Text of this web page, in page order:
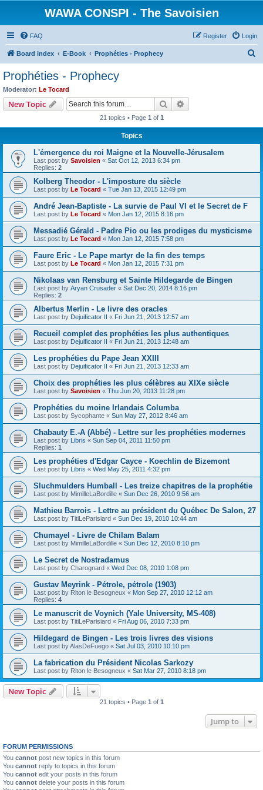
WAWA CONSPI - The Savoisien
FAQ Login
Register
Board index E-Book Prophéties - Prophecy
Prophéties - Prophecy
Moderator: Le Tocard
New Topic Search
21 topics • Page 1 of 1
Topics
L'émergence du roi Maigne et la Nouvelle-Jérusalem
Last post by Savoisien « Sat Oct 12, 2013 6:34 pm
Replies: 2
Kolberg Theodor - L'imposture du siècle
Last post by Le Tocard « Tue Jan 13, 2015 12:49 pm
André Jean-Baptiste - La survie de Paul VI et le Secret de F
Last post by Le Tocard « Mon Jan 12, 2015 8:16 pm
Messadié Gérald - Padre Pio ou les prodiges du mysticisme
Last post by Le Tocard « Mon Jan 12, 2015 7:58 pm
Faure Eric - Le Pape martyr de la fin des temps
Last post by Le Tocard « Mon Jan 12, 2015 7:31 pm
Nikolaas van Rensburg et Sainte Hildegarde de Bingen
Last post by Aryan Crusader « Sat Dec 20, 2014 8:16 pm
Replies: 2
Albertus Merlin - Le livre des oracles
Last post by Dejuificator II « Fri Jun 21, 2013 12:57 am
Recueil complet des prophéties les plus authentiques
Last post by Dejuificator II « Fri Jun 21, 2013 12:48 am
Les prophéties du Pape Jean XXIII
Last post by Dejuificator II « Fri Jun 21, 2013 12:33 am
Choix des prophéties les plus célèbres au XIXe siècle
Last post by Savoisien « Thu Jun 20, 2013 11:28 pm
Prophéties du moine Irlandais Columba
Last post by Sycophante « Sun May 27, 2012 8:46 am
Chabauty E.-A (Abbé) - Lettre sur les prophéties modernes
Last post by Libris « Sun Sep 04, 2011 11:50 pm
Replies: 1
Les prophéties d'Edgar Cayce - Koechlin de Bizemont
Last post by Libris « Wed May 25, 2011 4:32 pm
Sluchmulders Humball - Les treize chapitres de la prophétie
Last post by MimilleLaBordille « Sun Dec 26, 2010 9:56 am
Mathieu Barrois - Lettre au président du Québec De Salon, 27
Last post by TitiLeParisiard « Sun Dec 19, 2010 10:44 am
Chumayel - Livre de Chilam Balam
Last post by MimilleLaBordille « Sun Dec 12, 2010 8:10 pm
Le Secret de Nostradamus
Last post by Charognard « Wed Dec 08, 2010 1:08 pm
Gustav Meyrink - Pétrole, pétrole (1903)
Last post by Riton le Besogneux « Mon Sep 27, 2010 12:12 am
Replies: 4
Le manuscrit de Voynich (Yale University, MS-408)
Last post by TitiLeParisiard « Fri Aug 06, 2010 7:33 pm
Hildegard de Bingen - Les trois livres des visions
Last post byAlasDeFuego « Sat Jul 03, 2010 10:10 pm
La fabrication du Président Nicolas Sarkozy
Last post by Riton le Besogneux « Sat Mar 27, 2010 8:18 pm
New Topic
21 topics • Page 1 of 1
Jump to
FORUM PERMISSIONS
You cannot post new topics in this forum
You cannot reply to topics in this forum
You cannot edit your posts in this forum
You cannot delete your posts in this forum